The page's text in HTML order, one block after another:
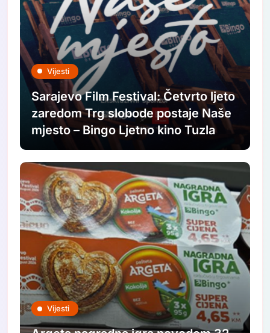
Vijesti
Sarajevo Film Festival: Četvrto ljeto
zaredom Trg slobode postaje Naše
mjesto – Bingo Ljetno kino Tuzla
Vijesti